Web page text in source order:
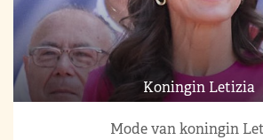
Koningin Letizia
Mode van koningin